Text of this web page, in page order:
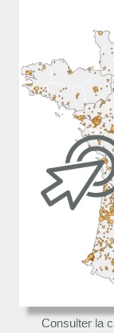
Consulter la